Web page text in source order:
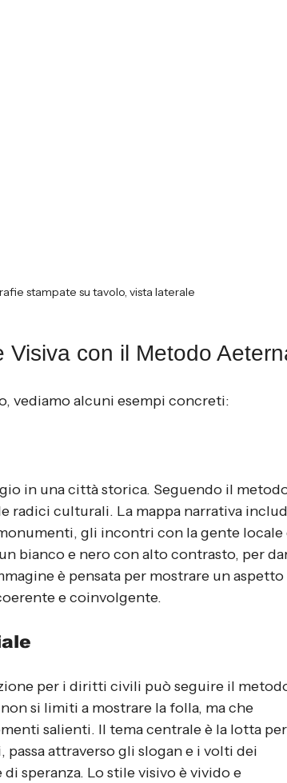
stampate su tavolo, vista laterale
con il Metodo
vediamo alcuni esempi concreti:
in una città storica. Seguendo il
radici culturali. La mappa narrativa
gli incontri con la gente locale
bianco e nero con alto contrasto, per
è pensata per mostrare un aspetto
e coinvolgente.
per i diritti civili può seguire il
si limiti a mostrare la folla, ma che
salienti. Il tema centrale è la lotta
attraverso gli slogan e i volti dei
speranza. Lo stile visivo è vivido e